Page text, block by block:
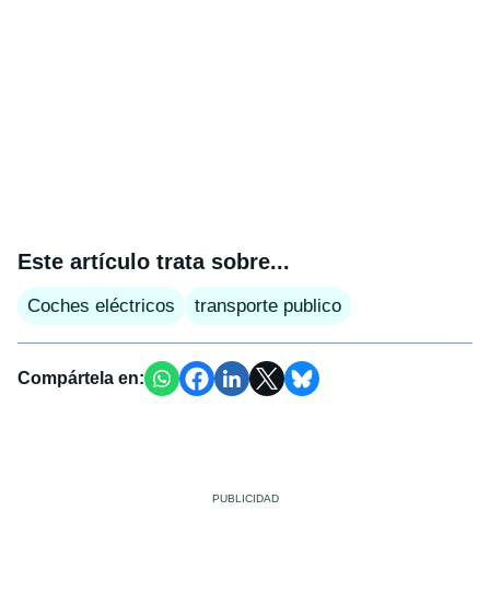
Este artículo trata sobre...
Coches eléctricos transporte publico
Compártela en: